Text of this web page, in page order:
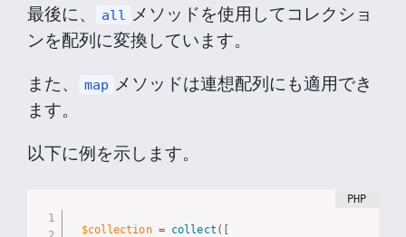
最後に、
all
メソッドを使用してコレクショ
ンを配列に変換しています。
また、
map メソッドは連想配列にも適用でき
ます。
以下に例を示します。
$collection = collect ( [